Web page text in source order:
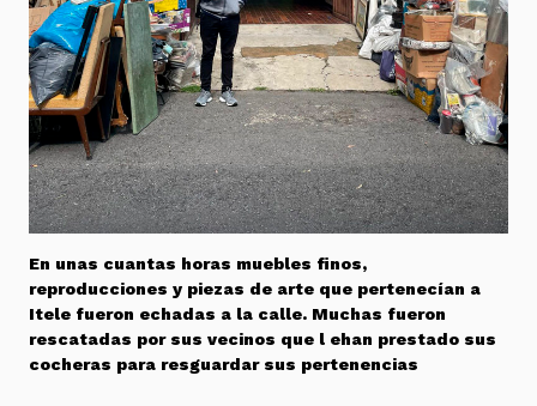
En unas cuantas horas muebles finos,
reproducciones y piezas de arte que pertenecían a
Itele fueron echadas a la calle. Muchas fueron
rescatadas por sus vecinos que l ehan prestado sus
cocheras para resguardar sus pertenencias